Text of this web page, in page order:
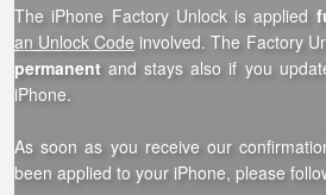
The iPhone Factory Unlock is applied
an Unlock Code involved. The Factory
permanent and stays also if you
iPhone.
As soon as you receive our
been applied to your iPhone, please